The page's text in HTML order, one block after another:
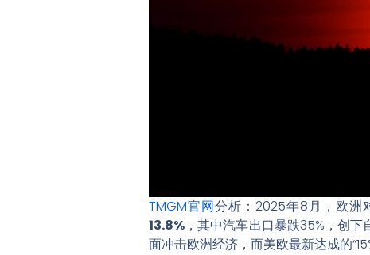
TMGM官网分析：2025年8月，欧洲
13.8% ，其中汽车出口暴跌35%，创
面冲击欧洲经济，而美欧最新达成的